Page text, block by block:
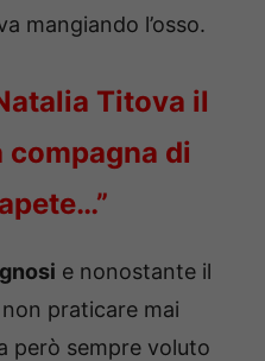
mangiando l’osso.
Titova il
di
e nonostante il
praticare mai
però sempre voluto